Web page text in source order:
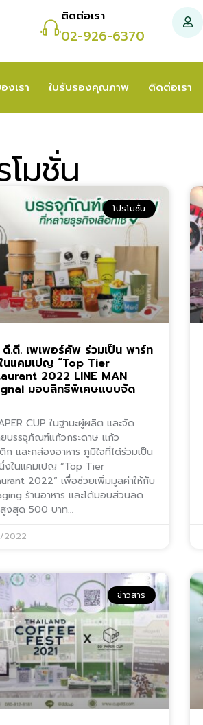
ติดต่อเรา
02-926-6370
งเรา ใบรับรองคุณภาพ ติดต่อเรา
โมชั่น
โปรโมชั่น
.ดี. เพเพอร์คัพ ร่วมเป็น พาร์ท
นแคมเปญ “Top Tier
2022 LINE MAN
มอบสิทธิพิเศษแบบจัด
CUP ในฐานะผู้ผลิต และจัด
ยบรรจุภัณฑ์แก้วกระดาษ แก้ว
ก และกล่องอาหาร ภูมิใจที่ได้ร่วมเป็น
งในแคมเปญ “Top Tier
2022” เพื่อช่วยเพิ่มมูลค่าให้กับ
ร้านอาหาร และได้มอบส่วนลด
งสุด 500 บาท…
2022
ข่าวสาร